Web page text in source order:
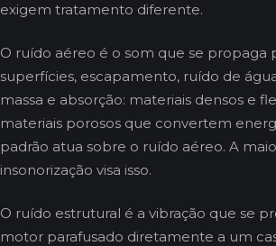
exigem tratamento diferente.
O ruído aéreo é o som que se
superfícies, escapamento, ruído de
massa e absorção: materiais densos e
materiais porosos que convertem
padrão atua sobre o ruído aéreo. A
insonorização visa isso.
O ruído estrutural é a vibração que se
motor parafusado diretamente a um